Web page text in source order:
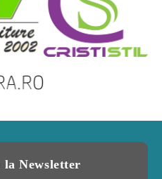
la Newsletter